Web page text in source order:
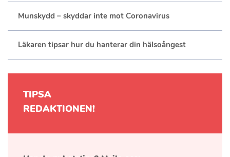
Munskydd – skyddar inte mot Coronavirus
Läkaren tipsar hur du hanterar din hälsoångest
TIPSA
REDAKTIONEN!